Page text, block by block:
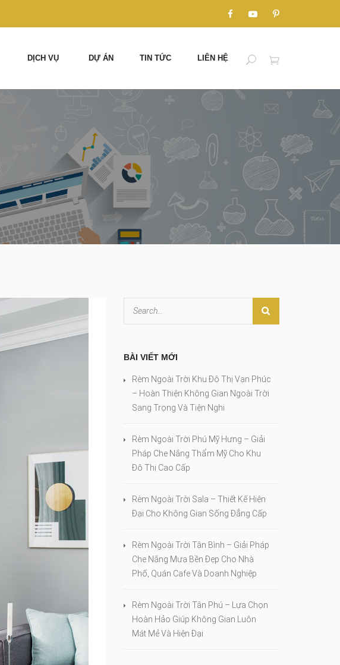
DỊCH VỤ DỰ ÁN TIN TỨC LIÊN HỆ
BÀI VIẾT MỚI
Rèm Ngoài Trời Khu Đô Thị Vạn Phúc
– Hoàn Thiện Không Gian Ngoài Trời
Sang Trọng Và Tiện Nghi
Rèm Ngoài Trời Phú Mỹ Hưng – Giải
Pháp Che Nắng Thẩm Mỹ Cho Khu
Đô Thị Cao Cấp
Rèm Ngoài Trời Sala – Thiết Kế Hiện
Đại Cho Không Gian Sống Đẳng Cấp
Rèm Ngoài Trời Tân Bình – Giải Pháp
Che Nắng Mưa Bền Đẹp Cho Nhà
Phố, Quán Cafe Và Doanh Nghiệp
Rèm Ngoài Trời Tân Phú – Lựa Chọn
Hoàn Hảo Giúp Không Gian Luôn
Mát Mẻ Và Hiện Đại